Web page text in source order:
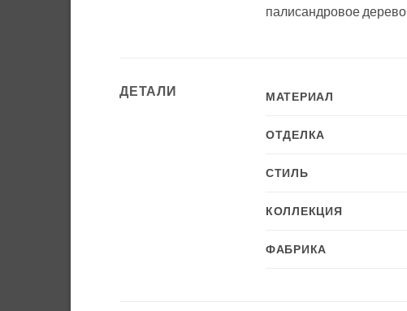
палисандровое дерево
ДЕТАЛИ МАТЕРИАЛ
ОТДЕЛКА
СТИЛЬ
КОЛЛЕКЦИЯ
ФАБРИКА